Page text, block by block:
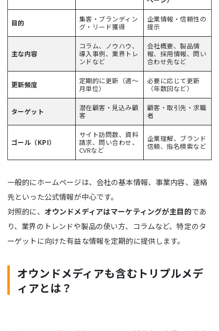
目的
集客・ブランディン
グ・リード獲得
企業情報・信頼性の
提示
主な内容
コラム、ノウハウ、
導入事例、業界トレ
ンドなど
会社概要、製品情
報、採用情報、問い
合わせ先など
更新頻度
定期的に更新（週〜
月単位）
必要に応じて更新
（年数回など）
ターゲット
潜在顧客・見込み顧
客
顧客・取引先・求職
者
ゴール（KPI）
サイト訪問数、資料
請求、問い合わせ、
CVRなど
企業理解、ブランド
信頼、指名検索など
一般的にホームページは、会社の基本情報、事業内容、連絡
先といった公式情報が中心です。
対照的に、 オウンドメディアはマーケティングが主目的であ
り、業界のトレンドや製品の使い方、コラムなど、特定のタ
ーゲットに向けた有益な情報を定期的に提供します。
オウンドメディアも含むトリプルメデ
ィアとは？